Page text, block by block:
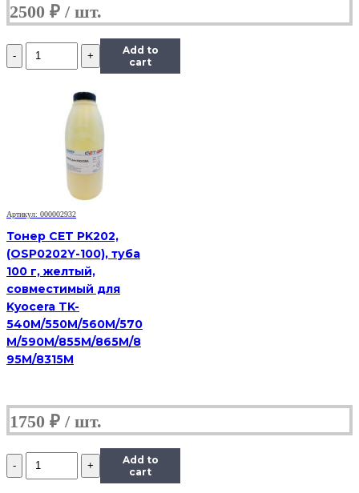
2500 ₽
Количество
Тонер
совместимый,
Add to
cart
Артикул: 000002932
Тонер CET PK202,
(OSP0202Y-100), туба
100 г, желтый,
совместимый для
Kyocera TK-
540M/550M/560M/570
M/590M/855M/865M/8
95M/8315M
1750 ₽
Количество
Тонер
Add to
cart